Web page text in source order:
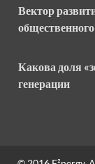
Вектор
Какова доля
генерации